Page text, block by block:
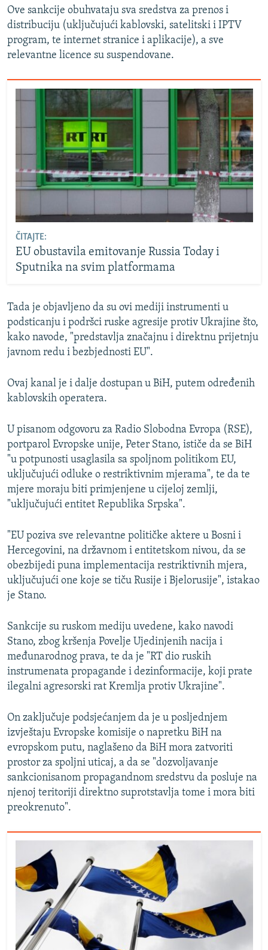
Ove sankcije obuhvataju sva sredstva za prenos i
distribuciju (uključujući kablovski, satelitski i IPTV
program, te internet stranice i aplikacije), a sve
relevantne licence su suspendovane.
ČITAJTE:
EU obustavila emitovanje Russia Today i
Sputnika na svim platformama
Tada je objavljeno da su ovi mediji instrumenti u
podsticanju i podršci ruske agresije protiv Ukrajine što,
kako navode, "predstavlja značajnu i direktnu prijetnju
javnom redu i bezbjednosti EU".
Ovaj kanal je i dalje dostupan u BiH, putem određenih
kablovskih operatera.
U pisanom odgovoru za Radio Slobodna Evropa (RSE),
portparol Evropske unije, Peter Stano, ističe da se BiH
"u potpunosti usaglasila sa spoljnom politikom EU,
uključujući odluke o restriktivnim mjerama", te da te
mjere moraju biti primjenjene u cijeloj zemlji,
"uključujući entitet Republika Srpska".
"EU poziva sve relevantne političke aktere u Bosni i
Hercegovini, na državnom i entitetskom nivou, da se
obezbijedi puna implementacija restriktivnih mjera,
uključujući one koje se tiču Rusije i Bjelorusije", istakao
je Stano.
Sankcije su ruskom mediju uvedene, kako navodi
Stano, zbog kršenja Povelje Ujedinjenih nacija i
međunarodnog prava, te da je "RT dio ruskih
instrumenata propagande i dezinformacije, koji prate
ilegalni agresorski rat Kremlja protiv Ukrajine".
On zaključuje podsjećanjem da je u posljednjem
izvještaju Evropske komisije o napretku BiH na
evropskom putu, naglašeno da BiH mora zatvoriti
prostor za spoljni uticaj, a da se "dozvoljavanje
sankcionisanom propagandnom sredstvu da posluje na
njenoj teritoriji direktno suprotstavlja tome i mora biti
preokrenuto".